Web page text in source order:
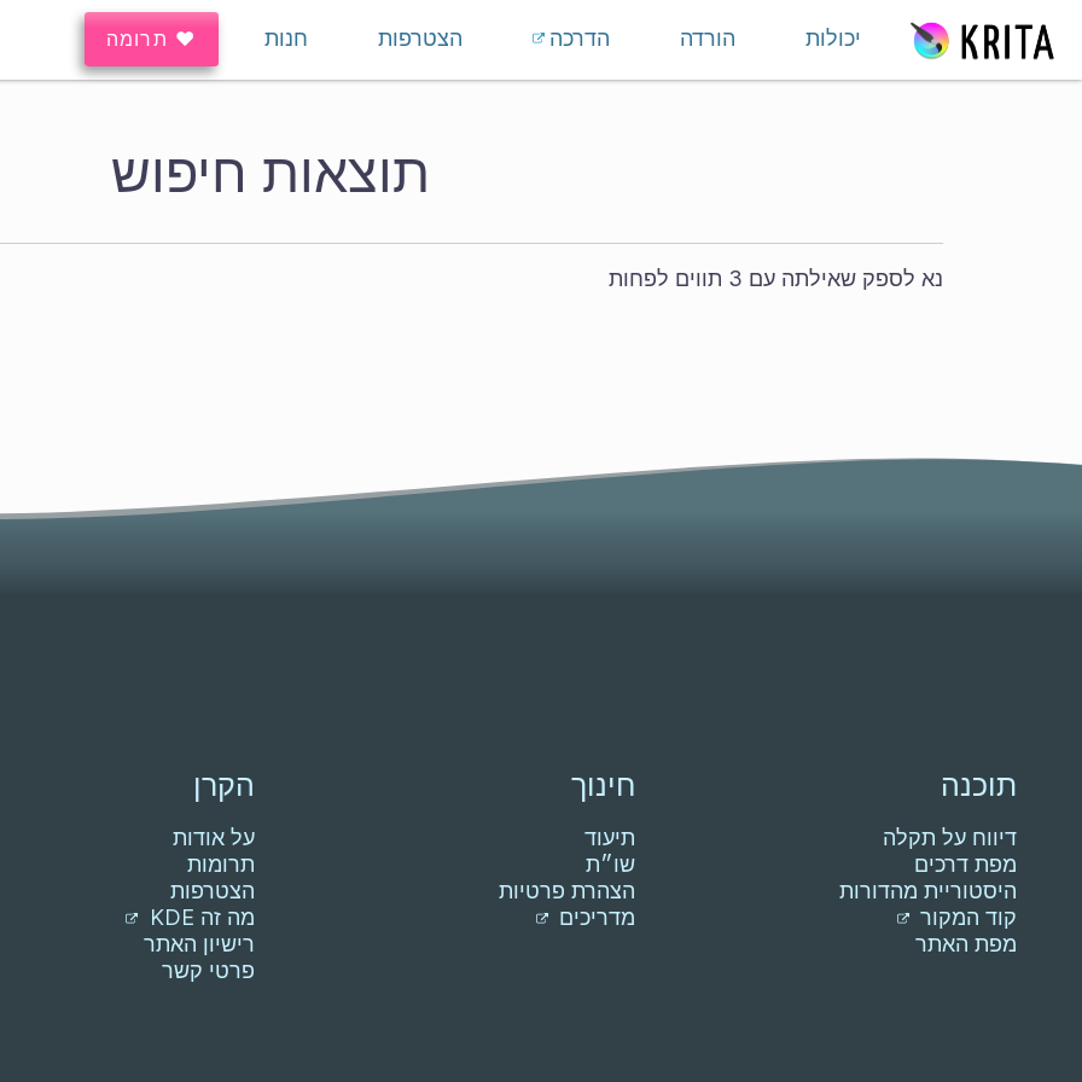
יכולות
הורדה הדרכה הצטרפות חנות ♥ תרומה
תוצאות חיפוש
נא לספק שאילתה עם 3 תווים לפחות
תוכנה
דיווח על תקלה
מפת דרכים
היסטוריית מהדורות
קוד המקור
מפת האתר
חינוך
תיעוד
שו״ת
הצהרת פרטיות
מדריכים
הקרן
על אודות
תרומות
הצטרפות
מה זה KDE
רישיון האתר
פרטי קשר